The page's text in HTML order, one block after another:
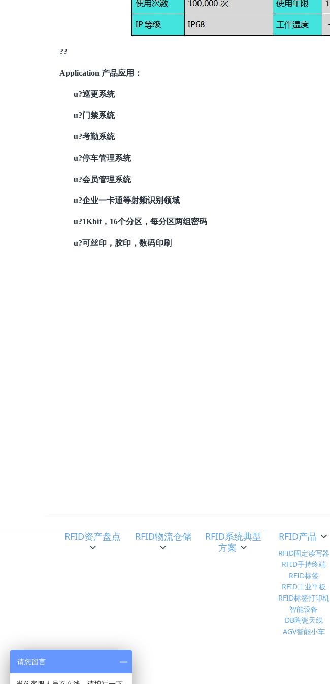
??
Application 产品应用：
u?巡更系统
u?门禁系统
u?考勤系统
u?停车管理系统
u?会员管理系统
u?企业一卡通等射频识别领域
u?1Kbit，16个分区，每分区两组密码
u?可丝印，胶印，数码印刷
RFID资产盘点 RFID物流仓储
RFID系统典型
方案
RFID产品
RFID固定读写器
RFID手持终端
RFID标签
RFID工业平板
RFID标签打印机
智能设备
DB陶瓷天线
AGV智能小车
请您留言